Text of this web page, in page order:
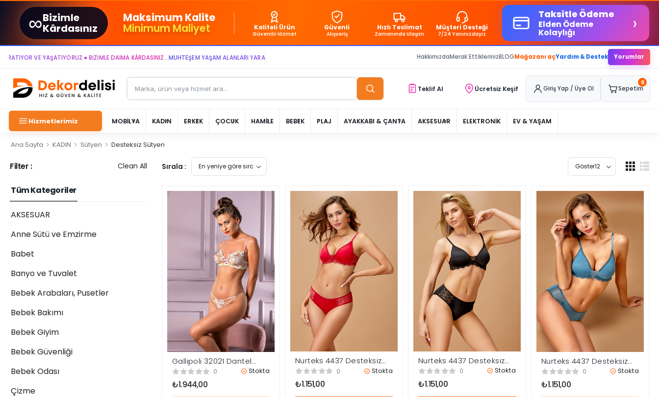
∞Bizimle
Kârdasınız
Maksimum Kalite
Minimum Maliyet Kaliteli Ürün
Güvenilir Hizmet
Güvenli
Alışveriş
Hızlı Teslimat
Zamanında Ulaşım
Müşteri Desteği
7/24 Yanınızdayız
Taksitle Ödeme
Elden Ödeme
Kolaylığı ›
VE YAŞATIYORUZ ● BİZİMLE DAİMA KÂRDASINIZ...MUHTEŞEM YAŞAM ALANLARI YARATIYOR VE YAŞATIYORUZ ● BİZİMLE DAİMA KÂRDASINIZ... HakkımızdaMerak EttiklerinizBLOGMağazanı açYardım & Destek Yorumlar
Teklif Al Ücretsiz Keşif Giriş Yap / Üye Ol
0
Sepetim
Hizmetlerimiz MOBİLYA KADIN ERKEK ÇOCUK HAMİLE BEBEK PLAJ AYAKKABI & ÇANTA AKSESUAR ELEKTRONİK EV & YAŞAM
Ana Sayfa > KADIN > Sütyen > Desteksiz Sütyen
Filter : Clean All
Tüm Kategoriler
AKSESUAR
Anne Sütü ve Emzirme
Babet
Banyo ve Tuvalet
Bebek Arabaları, Pusetler
Bebek Bakımı
Bebek Giyim
Bebek Güvenliği
Bebek Odası
Çizme
Sırala :
Gallipoli 32021 Dantel
Transparan Kapsız Sütyen
0 Stokta
₺1.944,00
Nurteks 4437 Desteksiz
Sütyen Takımı
0 Stokta
₺1.151,00
Nurteks 4437 Desteksiz
Sütyen Takımı
0 Stokta
₺1.151,00
Nurteks 4437 Desteksiz
Sütyen Takımı
0 Stokta
₺1.151,00